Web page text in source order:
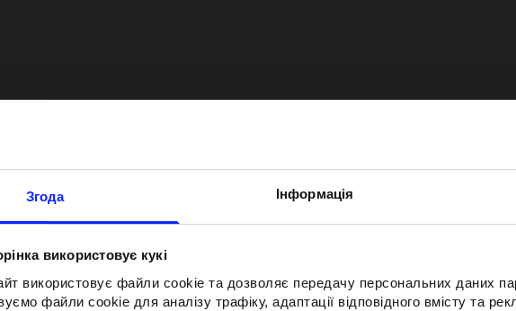
Згода Інформація
використовує кукі
використовує файли cookie та дозволяє передачу персональних даних
файли cookie для аналізу трафіку, адаптації відповідного вмісту та